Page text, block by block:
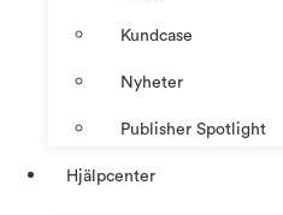
Kundcase
Nyheter
Publisher Spotlight
Hjälpcenter